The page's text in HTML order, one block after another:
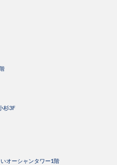
杉3F
オーシャンタワー1階